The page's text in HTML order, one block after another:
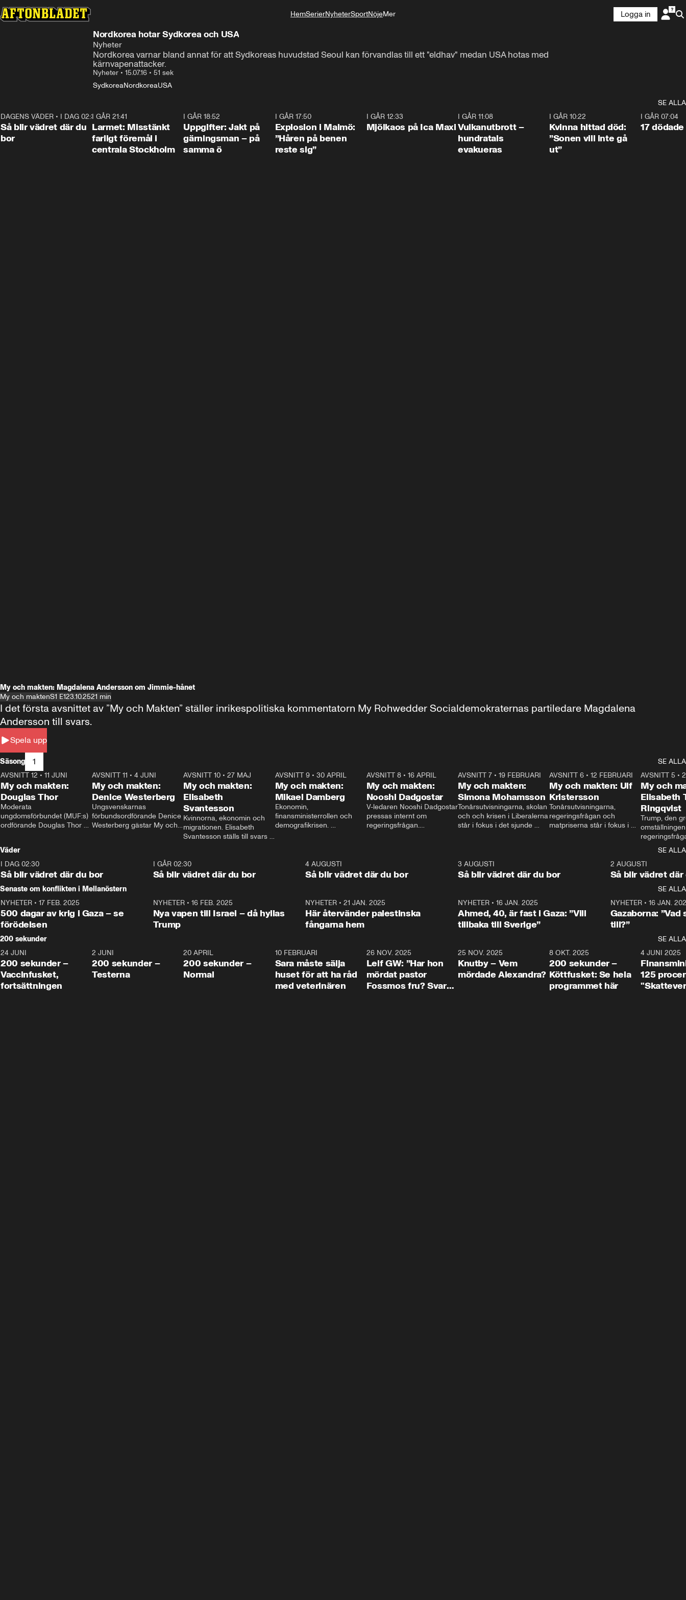
HemSerierNyheterSportNöjeMer
Logga in
Nordkorea hotar Sydkorea och USA
Nyheter
Nordkorea varnar bland annat för att Sydkoreas huvudstad Seoul kan förvandlas till ett "eldhav" medan USA hotas med
kärnvapenattacker.
Nyheter • 15.07.16 • 51 sek
SydkoreaNordkoreaUSA
SE ALLA
1:06
DAGENS VÄDER • I DAG 02:30
Så blir vädret där du
bor
I GÅR 21:41
Larmet: Misstänkt
farligt föremål i
centrala Stockholm
I GÅR 18:52
Uppgifter: Jakt på
gärningsman – på
samma ö
I GÅR 17:50
Explosion i Malmö:
”Håren på benen
reste sig”
I GÅR 12:33
Mjölkaos på Ica Maxi
I GÅR 11:08
Vulkanutbrott –
hundratals
evakueras
I GÅR 10:22
Kvinna hittad död:
”Sonen vill inte gå
ut”
I GÅR 07:04
17
My och makten: Magdalena Andersson om Jimmie-hånet
My och maktenS1 E123.10.2521 min
Spela upp
I det första avsnittet av ”My och Makten” ställer inrikespolitiska kommentatorn My Rohwedder Socialdemokraternas partiledare Magdalena
Andersson till svars.
Säsong 1
SE ALLA
26:27
AVSNITT 12 • 11 JUNI
My och makten:
Douglas Thor
Moderata
ungdomsförbundet (MUF:s)
ordförande Douglas Thor
tonårsutvisningarna och hur
Moderaterna ska locka
väljare till valet i höst.
23:40
AVSNITT 11 •4 JUNI
My och makten:
Denice Westerberg
Ungsvenskarnas
förbundsordförande Denice
Westerberg gästar My och
AVSNITT 10 •27 MAJ
My och makten:
Elisabeth
Svantesson
Kvinnorna, ekonomin och
migrationen. Elisabeth
Svantesson ställs till svars
AVSNITT 9• 30 APRIL
My och makten:
Mikael Damberg
Ekonomin,
finansministerrollen och
demografikrisen.
och Makten.
AVSNITT 8• 16 APRIL
My och makten:
Nooshi Dadgostar
V-ledaren Nooshi Dadgostar
pressas internt om
regeringsfrågan.
– Vi ställer upp i val. Ska vi
vara med så sitter vi förstås
24:30
AVSNITT 7• 19 FEBRUARI
My och makten:
Simona Mohamsson
Tonårsutvisningarna, skolan
och och krisen i Liberalerna
står i fokus i det sjunde
kommentator My
Rohwedder ställer
utbildnings- och
Mohamsson till svars.
27:30
AVSNITT 6 •12 FEBRUARI
My och makten: Ulf
Kristersson
Tonårsutvisningarna,
regeringsfrågan och
matpriserna står i fokus i
Rohwedder ställer
statsminister Ulf Kristersson
AVSNITT 5 •
My och
Elisabeth
Ringqvist
Trump, den
centrum i
avsnittet av
Makten”. Se
Aftonbladets
Rohwedder
Thand Ring
Väder
SE ALLA
I DAG 02:30
Så blir vädret där du bor
1:06
I GÅR 02:30
Så blir vädret där du bor
4 AUGUSTI
Så blir vädret där du bor
3 AUGUSTI
Så blir vädret där du bor
2 AUGUSTI
Så blir vädret där
Senaste om konflikten i Mellanöstern
SE ALLA
NYHETER • 17 FEB. 2025
500 dagar av krig i Gaza – se
förödelsen
NYHETER• 16 FEB. 2025
Nya vapen till Israel – då hyllas
Trump
NYHETER •21 JAN. 2025
Här återvänder palestinska
fångarna hem
NYHETER• 16 JAN. 2025
Ahmed, 40, är fast i Gaza: ”Vill
tillbaka till Sverige”
NYHETER• 16 JAN.
Gazaborna:
till?”
200 sekunder
SE ALLA
5:00
24 JUNI
200 sekunder –
Vaccinfusket,
fortsättningen
4:23
2 JUNI
200 sekunder –
Testerna
20 APRIL
200 sekunder –
Normal
10 FEBRUARI
Sara måste sälja
huset för att ha råd
med veterinären
26 NOV. 2025
Leif GW: ”Har hon
mördat pastor
Fossmos fru? Svar
31:05
25 NOV. 2025
Knutby – Vem
mördade Alexandra?
4:29
8 OKT. 2025
200 sekunder –
Köttfusket: Se hela
programmet här
4 JUNI 2025
125